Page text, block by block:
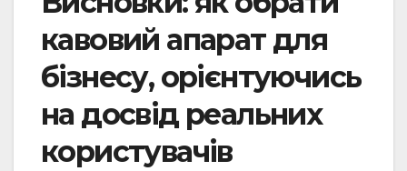
кавовий апарат для
бізнесу, орієнтуючись
на досвід реальних
користувачів